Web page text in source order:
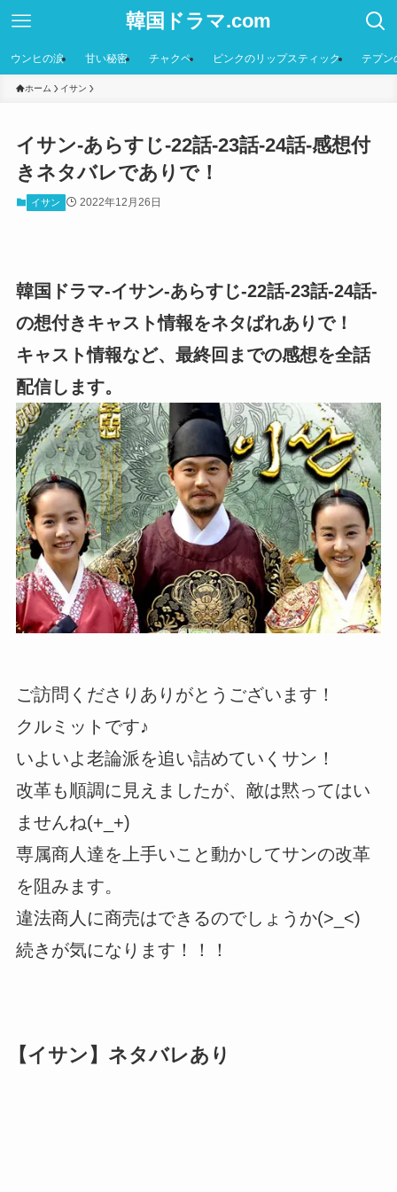
韓国ドラマ.com
ウンヒの涙 甘い秘密 チャクペ ピンクのリップスティック テプン
ホーム イサン
イサン-あらすじ-22話-23話-24話-感想付
きネタバレでありで！
イサン 2022年12月26日
韓国ドラマ-イサン-あらすじ-22話-23話-24話-
の想付きキャスト情報をネタばれありで！
キャスト情報など、最終回までの感想を全話
配信します。
ご訪問くださりありがとうございます！
クルミットです♪
いよいよ老論派を追い詰めていくサン！
改革も順調に見えましたが、敵は黙ってはい
ませんね(+_+)
専属商人達を上手いこと動かしてサンの改革
を阻みます。
違法商人に商売はできるのでしょうか(>_<)
続きが気になります！！！
【イサン】ネタバレあり